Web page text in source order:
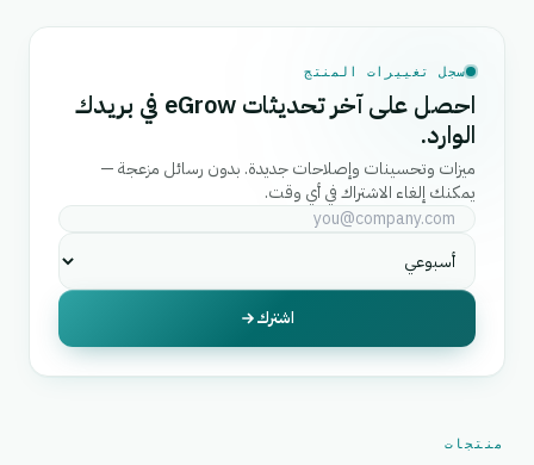
سجل تغييرات المنتج
احصل على آخر تحديثات eGrow في بريدك
الوارد.
ميزات وتحسينات وإصلاحات جديدة. بدون رسائل مزعجة —
يمكنك إلغاء الاشتراك في أي وقت.
اشترك
منتجات